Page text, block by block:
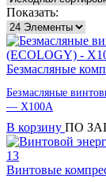
Показать:
Безмасляные
Безмасляные
— X100A
В корзину ПО
Винтовые